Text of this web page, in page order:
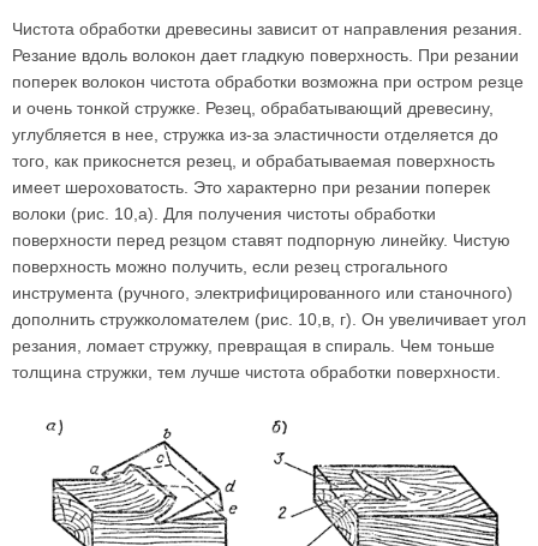
Чистота обработки древесины зависит от направления резания.
Резание вдоль волокон дает гладкую поверхность. При резании
поперек волокон чистота обработки возможна при остром резце
и очень тонкой стружке. Резец, обрабатывающий древесину,
углубляется в нее, стружка из-за эластичности отделяется до
того, как прикоснется резец, и обрабатываемая поверхность
имеет шероховатость. Это характерно при резании поперек
волоки (рис. 10,а). Для получения чистоты обработки
поверхности перед резцом ставят подпорную линейку. Чистую
поверхность можно получить, если резец строгального
инструмента (ручного, электрифицированного или станочного)
дополнить стружколомателем (рис. 10,в, г). Он увеличивает угол
резания, ломает стружку, превращая в спираль. Чем тоньше
толщина стружки, тем лучше чистота обработки поверхности.